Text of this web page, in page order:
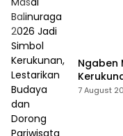
Ngaben
7 August